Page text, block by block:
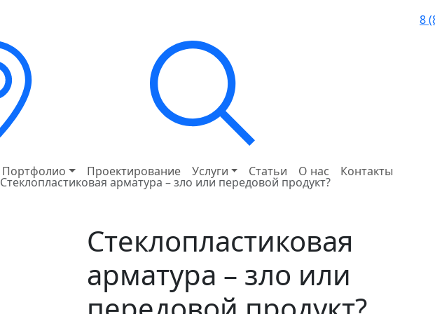
Портфолио Проектирование Услуги Статьи О нас Контакты
8
Стеклопластиковая арматура – зло или передовой продукт?
Стеклопластиковая
арматура – зло или